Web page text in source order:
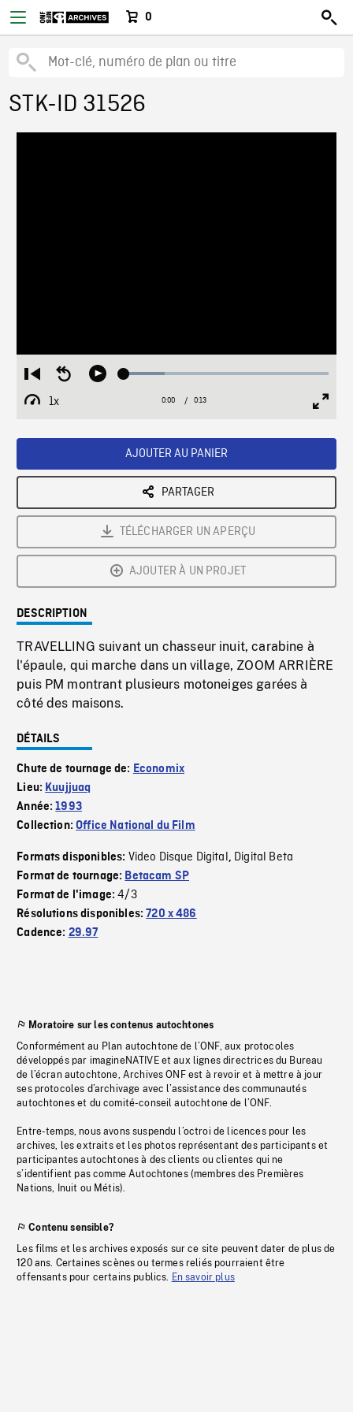
0
STK-ID 31526
Restart
from
beginning
Seek
Play Loaded:
1x
Playback
Current
0:00 / Duration
0:13
AJOUTER AU PANIER
PARTAGER
TÉLÉCHARGER UN APERÇU
AJOUTER À UN PROJET
DESCRIPTION
TRAVELLING suivant un chasseur inuit, carabine à
l'épaule, qui marche dans un village, ZOOM ARRIÈRE
puis PM montrant plusieurs motoneiges garées à
côté des maisons.
DÉTAILS
Chute de tournage de: Economix
Lieu: Kuujjuaq
Année:1993
Collection:Office National du Film
Formats disponibles: Video Disque Digital, Digital Beta
Format de tournage: Betacam SP
Format de l'image:4/3
Résolutions disponibles:720 x 486
Cadence: 29.97
Moratoire sur les contenus autochtones
Conformément au Plan autochtone de l’ONF, aux protocoles
développés par imagineNATIVE et aux lignes directrices du Bureau
de l’écran autochtone, Archives ONF est à revoir et à mettre à jour
ses protocoles d’archivage avec l’assistance des communautés
autochtones et du comité-conseil autochtone de l’ONF.
Entre-temps, nous avons suspendu l’octroi de licences pour les
archives, les extraits et les photos représentant des participants et
participantes autochtones à des clients ou clientes qui ne
s’identifient pas comme Autochtones (membres des Premières
Nations, Inuit ou Métis).
Contenu sensible?
Les films et les archives exposés sur ce site peuvent dater de plus de
120 ans. Certaines scènes ou termes reliés pourraient être
offensants pour certains publics. En savoir plus